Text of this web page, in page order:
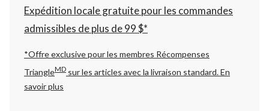
changer
Expédition locale gratuite pour les commandes
admissibles de plus de 99 $*
*Offre exclusive pour les membres Récompenses
TriangleMD sur les articles avec la livraison standard.En
savoir plus